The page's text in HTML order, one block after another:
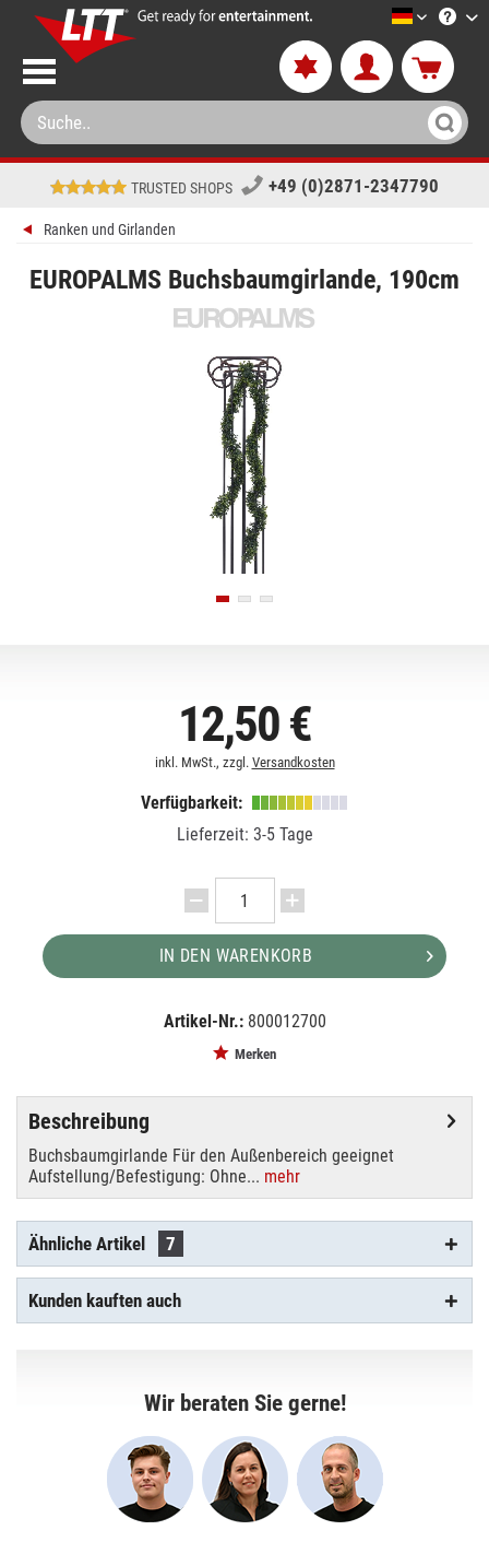
LTT-
TRUSTED SHOPS +49 (0)2871-2347790
Ranken und Girlanden
EUROPALMS Buchsbaumgirlande, 190cm
12,50 €
inkl. MwSt., zzgl. Versandkosten
Verfügbarkeit:
Lieferzeit: 3-5 Tage
IN DEN WARENKORB
Artikel-Nr.: 800012700
Merken
Beschreibung
Buchsbaumgirlande Für den Außenbereich geeignet
Aufstellung/Befestigung: Ohne... mehr
Ähnliche Artikel 7
Kunden kauften auch
Wir beraten Sie gerne!